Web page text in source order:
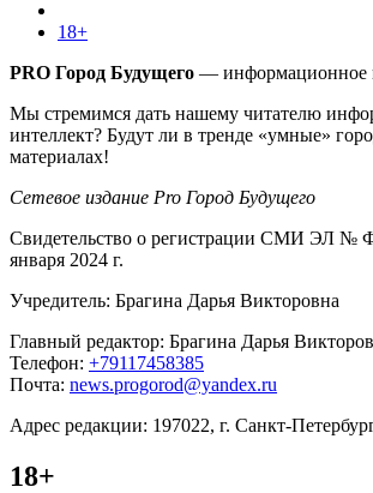
18+
PRO Город Будущего — информационное
Мы стремимся дать нашему читателю
интеллект? Будут ли в тренде «умные»
материалах!
Сетевое издание Pro Город Будущего
Свидетельство о регистрации СМИ ЭЛ №
января 2024 г.
Учредитель: Брагина Дарья Викторовна
Главный редактор: Брагина Дарья
Телефон: +79117458385
Почта: news.progorod@yandex.ru
Адрес редакции: 197022, г. Санкт-
18+